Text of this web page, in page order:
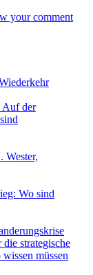
your comment
Auf der
Wester,
Wo sind
strategische
müssen